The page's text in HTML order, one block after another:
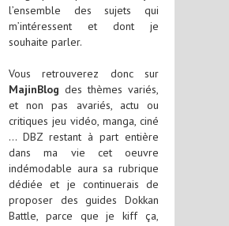
l’ensemble des sujets qui
m’intéressent et dont je
souhaite parler.
Vous retrouverez donc sur
MajinBlog des thèmes variés,
et non pas avariés, actu ou
critiques jeu vidéo, manga, ciné
… DBZ restant à part entière
dans ma vie cet oeuvre
indémodable aura sa rubrique
dédiée et je continuerais de
proposer des guides Dokkan
Battle, parce que je kiff ça,